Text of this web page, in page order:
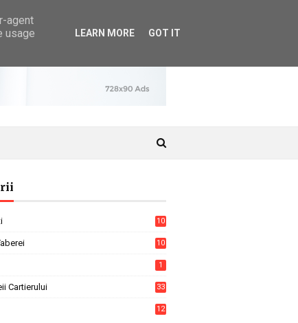
10
10
1
Cartierului 33
12
agent
usage
LEARN MORE GOT IT